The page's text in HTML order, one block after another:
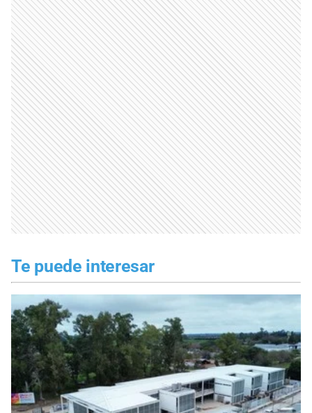
Te puede interesar